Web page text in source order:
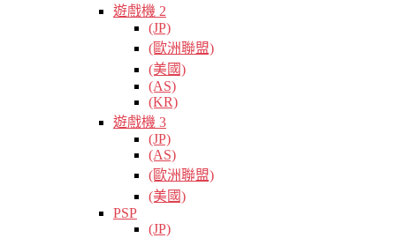
遊戲機 2
(JP)
(歐洲聯盟)
(美國)
(AS)
(KR)
遊戲機 3
(JP)
(AS)
(歐洲聯盟)
(美國)
PSP
(JP)